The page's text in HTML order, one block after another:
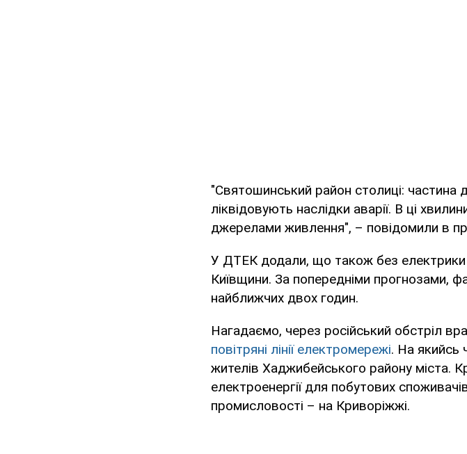
"Святошинський район столиці: частина
ліквідовують наслідки аварії. В ці
джерелами живлення", – повідомили в
У ДТЕК додали, що також без електрики
Київщини. За попередніми прогнозами,
найближчих двох годин.
Нагадаємо, через російський обстріл
повітряні лінії електромережі. На якийсь
жителів Хаджибейського району міста.
електроенергії для побутових
промисловості – на Криворіжжі.